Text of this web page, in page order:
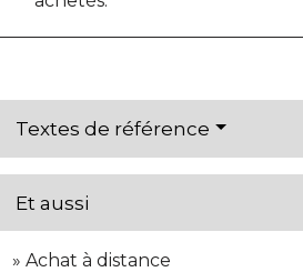
Textes de référence
Et aussi
Achat à distance